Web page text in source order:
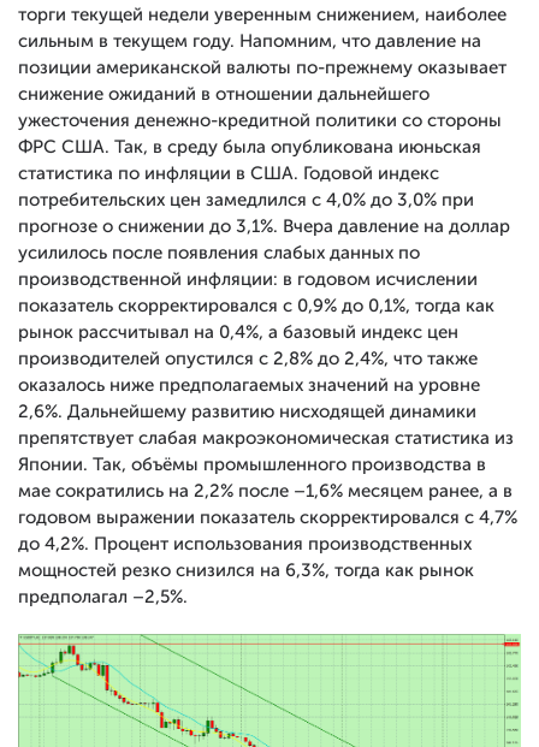
торги текущей недели уверенным снижением, наиболее
сильным в текущем году. Напомним, что давление на
позиции американской валюты по-прежнему оказывает
снижение ожиданий в отношении дальнейшего
ужесточения денежно-кредитной политики со стороны
ФРС США. Так, в среду была опубликована июньская
статистика по инфляции в США. Годовой индекс
потребительских цен замедлился с 4,0% до 3,0% при
прогнозе о снижении до 3,1%. Вчера давление на доллар
усилилось после появления слабых данных по
производственной инфляции: в годовом исчислении
показатель скорректировался с 0,9% до 0,1%, тогда как
рынок рассчитывал на 0,4%, а базовый индекс цен
производителей опустился с 2,8% до 2,4%, что также
оказалось ниже предполагаемых значений на уровне
2,6%. Дальнейшему развитию нисходящей динамики
препятствует слабая макроэкономическая статистика из
Японии. Так, объёмы промышленного производства в
мае сократились на 2,2% после –1,6% месяцем ранее, а в
годовом выражении показатель скорректировался с 4,7%
до 4,2%. Процент использования производственных
мощностей резко снизился на 6,3%, тогда как рынок
предполагал –2,5%.